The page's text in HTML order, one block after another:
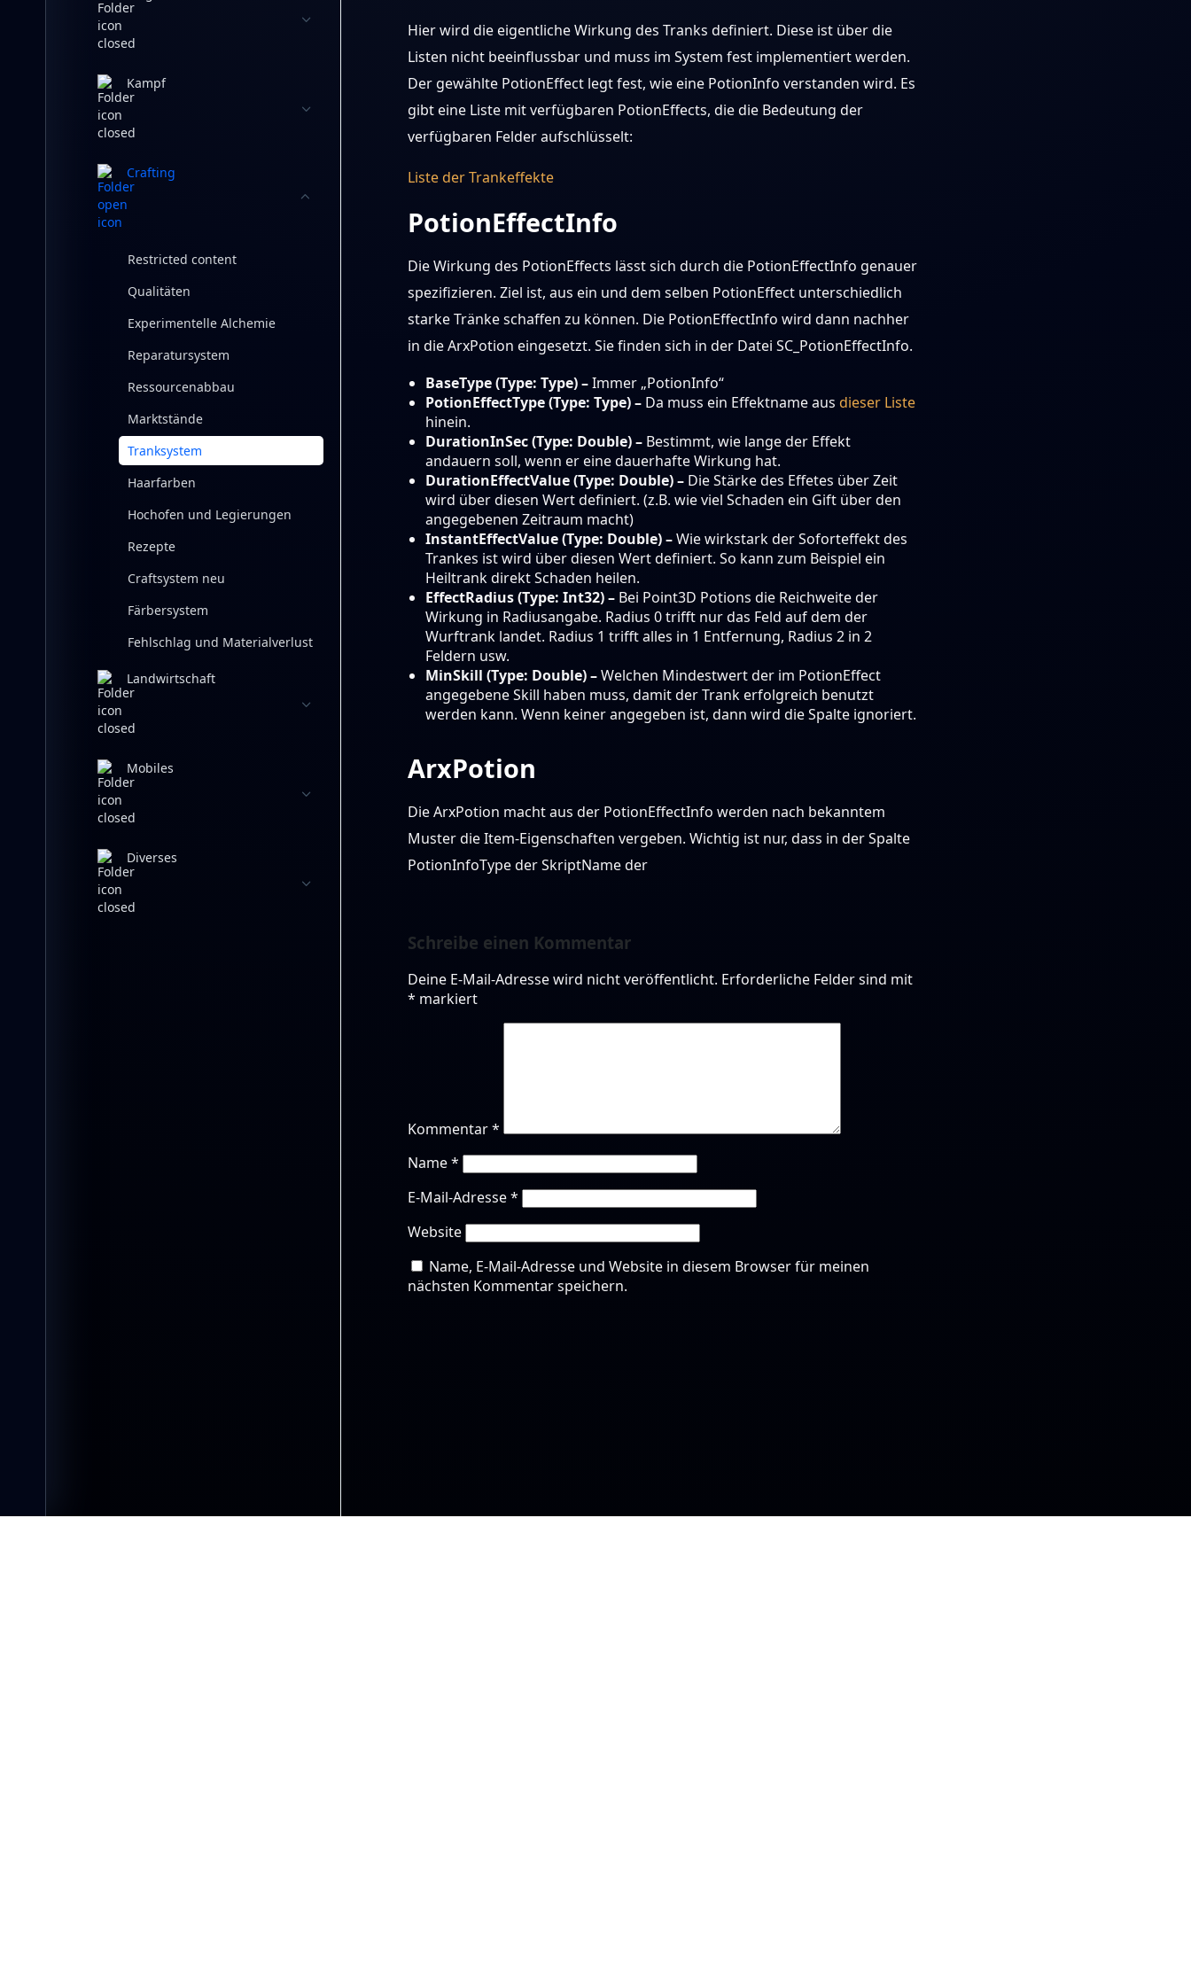
Kampf
Crafting
Restricted content
Qualitäten
Experimentelle Alchemie
Reparatursystem
Ressourcenabbau
Marktstände
Tranksystem
Haarfarben
Hochofen und Legierungen
Rezepte
Craftsystem neu
Färbersystem
Fehlschlag und Materialverlust
Landwirtschaft
Mobiles
Diverses
Hier wird die eigentliche Wirkung des Tranks definiert. Diese ist über die
Listen nicht beeinflussbar und muss im System fest implementiert werden.
Der gewählte PotionEffect legt fest, wie eine PotionInfo verstanden wird. Es
gibt eine Liste mit verfügbaren PotionEffects, die die Bedeutung der
verfügbaren Felder aufschlüsselt:
Liste der Trankeffekte
PotionEffectInfo
Die Wirkung des PotionEffects lässt sich durch die PotionEffectInfo genauer
spezifizieren. Ziel ist, aus ein und dem selben PotionEffect unterschiedlich
starke Tränke schaffen zu können. Die PotionEffectInfo wird dann nachher
in die ArxPotion eingesetzt. Sie finden sich in der Datei SC_PotionEffectInfo.
BaseType (Type: Type) –Immer „PotionInfo“
PotionEffectType (Type: Type) – Da muss ein Effektname ausdieser Liste
hinein.
DurationInSec (Type: Double) – Bestimmt, wie lange der Effekt
andauern soll, wenn er eine dauerhafte Wirkung hat.
DurationEffectValue (Type: Double) – Die Stärke des Effetes über Zeit
wird über diesen Wert definiert. (z.B. wie viel Schaden ein Gift über den
angegebenen Zeitraum macht)
InstantEffectValue (Type: Double) –Wie wirkstark der Soforteffekt des
Trankes ist wird über diesen Wert definiert. So kann zum Beispiel ein
Heiltrank direkt Schaden heilen.
EffectRadius (Type: Int32) – Bei Point3D Potions die Reichweite der
Wirkung in Radiusangabe. Radius 0 trifft nur das Feld auf dem der
Wurftrank landet. Radius 1 trifft alles in 1 Entfernung, Radius 2 in 2
Feldern usw.
MinSkill (Type: Double) –Welchen Mindestwert der im PotionEffect
angegebene Skill haben muss, damit der Trank erfolgreich benutzt
werden kann. Wenn keiner angegeben ist, dann wird die Spalte ignoriert.
ArxPotion
Die ArxPotion macht aus der PotionEffectInfo werden nach bekanntem
Muster die Item-Eigenschaften vergeben. Wichtig ist nur, dass in der Spalte
PotionInfoType der SkriptName der
Schreibe einen Kommentar
Deine E-Mail-Adresse wird nicht veröffentlicht. Erforderliche Felder sind mit
* markiert
Kommentar*
Name*
E-Mail-Adresse*
Website
Name, E-Mail-Adresse und Website in diesem Browser für meinen
nächsten Kommentar speichern.